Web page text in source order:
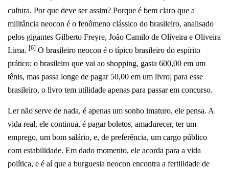
cultura. Por que deve ser assim? Porque é bem claro que a
militância neocon é o fenômeno clássico do brasileiro, analisado
pelos gigantes Gilberto Freyre, João Camilo de Oliveira e Oliveira
Lima. [6] O brasileiro neocon é o típico brasileiro do espírito
prático; o brasileiro que vai ao shopping, gasta 600,00 em um
tênis, mas passa longe de pagar 50,00 em um livro; para esse
brasileiro, o livro tem utilidade apenas para passar em concurso.
Ler não serve de nada, é apenas um sonho imaturo, ele pensa. A
vida real, ele continua, é pagar boletos, amadurecer, ter um
emprego, um bom salário, e, de preferência, um cargo público
com estabilidade. Em dado momento, ele acorda para a vida
política, e é aí que a burguesia neocon encontra a fertilidade de